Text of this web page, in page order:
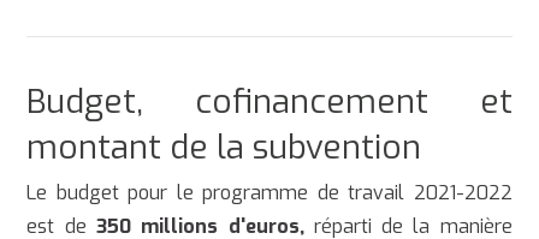
Budget, cofinancement et
montant de la subvention
Le budget pour le programme de travail 2021-2022
est de 350 millions d'euros, réparti de la manière